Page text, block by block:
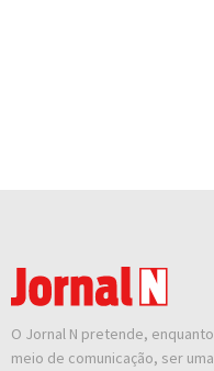
O Jornal N pretende, enquanto
meio de comunicação, ser uma